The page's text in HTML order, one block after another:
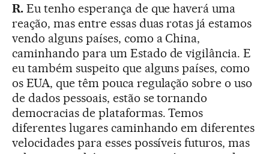
R.Eu tenho esperança de que haverá uma
reação, mas entre essas duas rotas já estamos
vendo alguns países, como a China,
caminhando para um Estado de vigilância. E
eu também suspeito que alguns países, como
os EUA, que têm pouca regulação sobre o uso
de dados pessoais, estão se tornando
democracias de plataformas. Temos
diferentes lugares caminhando em diferentes
velocidades para esses possíveis futuros, mas